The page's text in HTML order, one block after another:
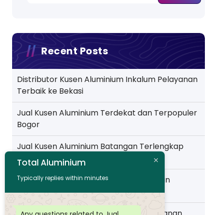
Recent Posts
Distributor Kusen Aluminium Inkalum Pelayanan
Terbaik ke Bekasi
Jual Kusen Aluminium Terdekat dan Terpopuler
Bogor
Jual Kusen Aluminium Batangan Terlengkap
Pelayanan ke Jakarta
Toko Kusen Aluminium Murah Pelayanan
Wilayah Pemalang
Total Aluminium
Typically replies within minutes